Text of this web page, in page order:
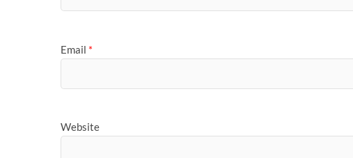
Email *
Website